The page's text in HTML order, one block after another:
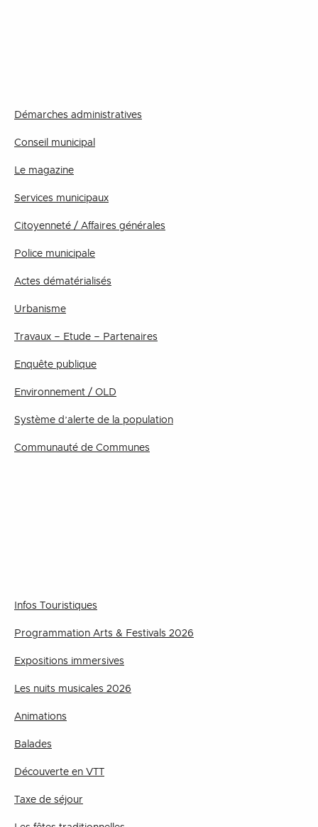
Démarches administratives
Conseil municipal
Le magazine
Services municipaux
Citoyenneté / Affaires générales
Police municipale
Actes dématérialisés
Urbanisme
Travaux – Etude – Partenaires
Enquête publique
Environnement / OLD
Système d’alerte de la population
Communauté de Communes
Infos Touristiques
Programmation Arts & Festivals 2026
Expositions immersives
Les nuits musicales 2026
Animations
Balades
Découverte en VTT
Taxe de séjour